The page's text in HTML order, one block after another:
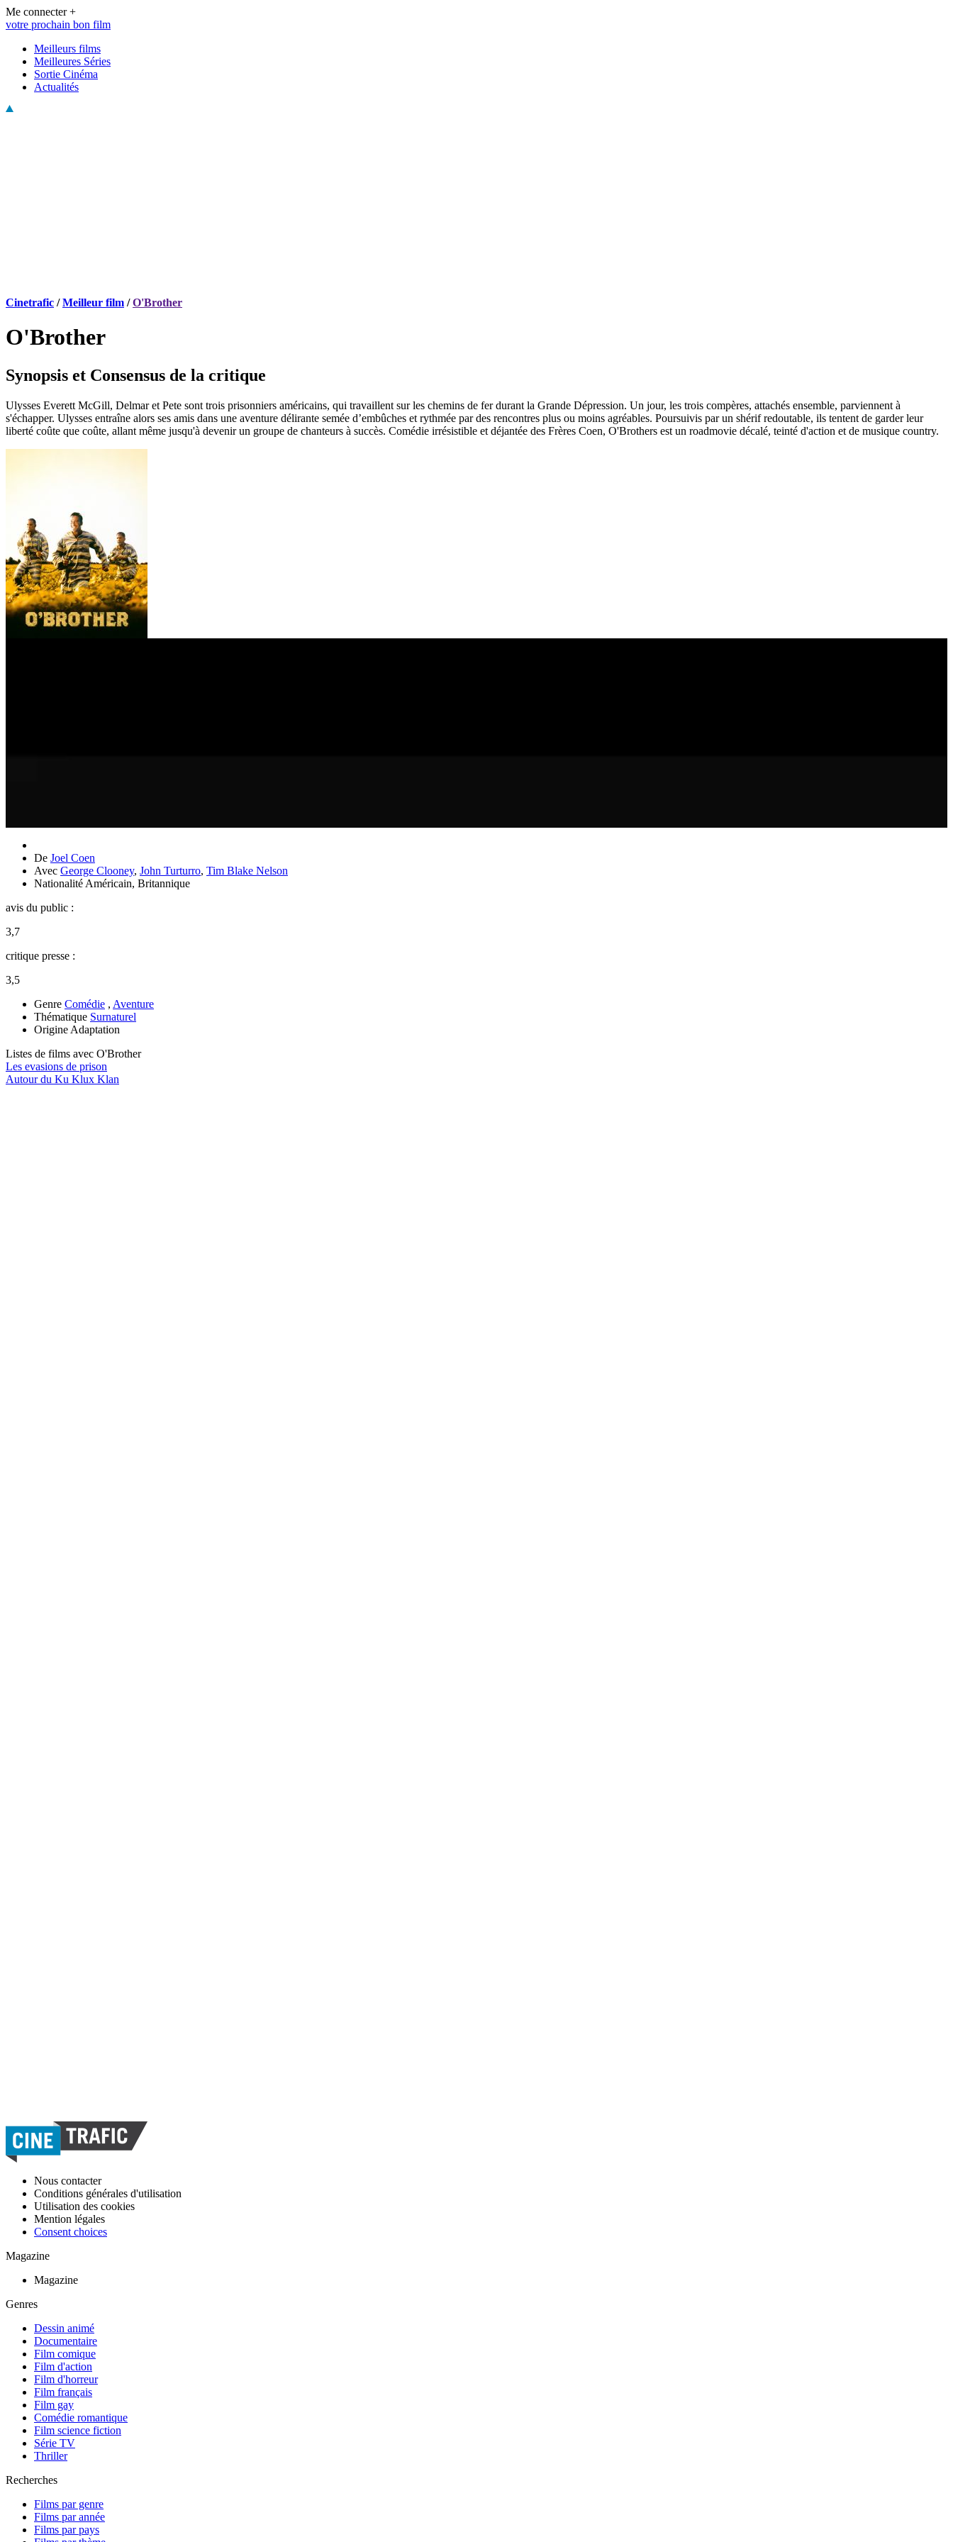
Me connecter +
votre prochain bon film
Meilleurs films
Meilleures Séries
Sortie Cinéma
Actualités
Cinetrafic /Meilleur film /O'Brother
O'Brother
Synopsis et Consensus de la critique
Ulysses Everett McGill, Delmar et Pete sont trois prisonniers américains, qui travaillent sur les chemins de fer durant la Grande Dépression. Un jour, les trois compères, attachés ensemble, parviennent à
s'échapper. Ulysses entraîne alors ses amis dans une aventure délirante semée d’embûches et rythmée par des rencontres plus ou moins agréables. Poursuivis par un shérif redoutable, ils tentent de garder leur
liberté coûte que coûte, allant même jusqu'à devenir un groupe de chanteurs à succès. Comédie irrésistible et déjantée des Frères Coen, O'Brothers est un roadmovie décalé, teinté d'action et de musique country.
De Joel Coen
Avec George Clooney, John Turturro, Tim Blake Nelson
Nationalité Américain, Britannique
avis du public :
3,7
critique presse :
3,5
Genre Comédie , Aventure
Thématique Surnaturel
Origine Adaptation
Listes de films avec O'Brother
Les evasions de prison
Autour du Ku Klux Klan
Nous contacter
Conditions générales d'utilisation
Utilisation des cookies
Mention légales
Consent choices
Magazine
Magazine
Genres
Dessin animé
Documentaire
Film comique
Film d'action
Film d'horreur
Film français
Film gay
Comédie romantique
Film science fiction
Série TV
Thriller
Recherches
Films par genre
Films par année
Films par pays